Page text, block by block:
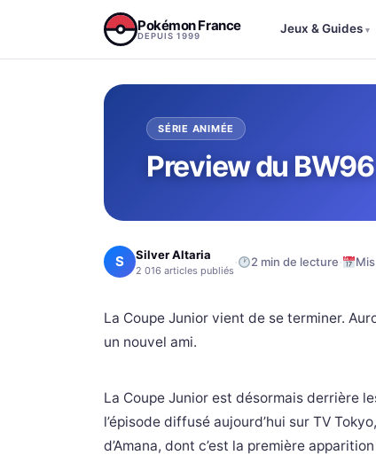
Pokémon France
DEPUIS 1999
Jeux & Guides ▾
SÉRIE ANIMÉE
Preview du
S Silver Altaria
2 016 articles publiés · 2 min de lecture·
La Coupe Junior vient de se terminer.
un nouvel ami.
La Coupe Junior est désormais derrière
l’épisode diffusé aujourd’hui sur TV
d’Amana, dont c’est la première